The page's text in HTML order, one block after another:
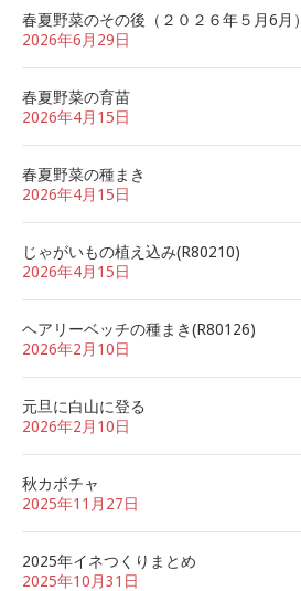
春夏野菜のその後（２０２６年５月6月）
2026年6月29日
春夏野菜の育苗
2026年4月15日
春夏野菜の種まき
2026年4月15日
じゃがいもの植え込み(R80210)
2026年4月15日
ヘアリーベッチの種まき(R80126)
2026年2月10日
元旦に白山に登る
2026年2月10日
秋カボチャ
2025年11月27日
2025年イネつくりまとめ
2025年10月31日